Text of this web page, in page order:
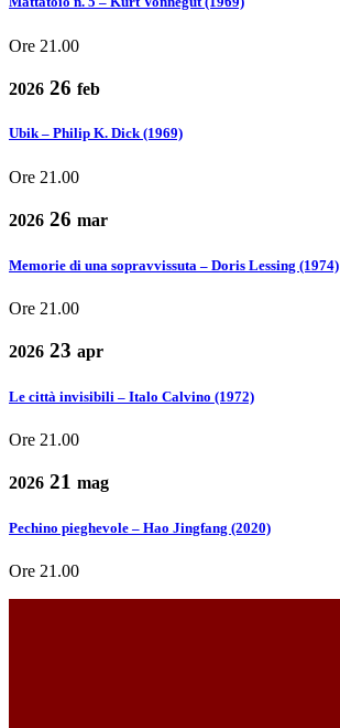
Ore 21.00
2026 26 feb
Ubik – Philip K. Dick (1969)
Ore 21.00
2026 26 mar
Memorie di una sopravvissuta – Doris Lessing (1974)
Ore 21.00
2026 23 apr
Le città invisibili – Italo Calvino (1972)
Ore 21.00
2026 21 mag
Pechino pieghevole – Hao Jingfang (2020)
Ore 21.00